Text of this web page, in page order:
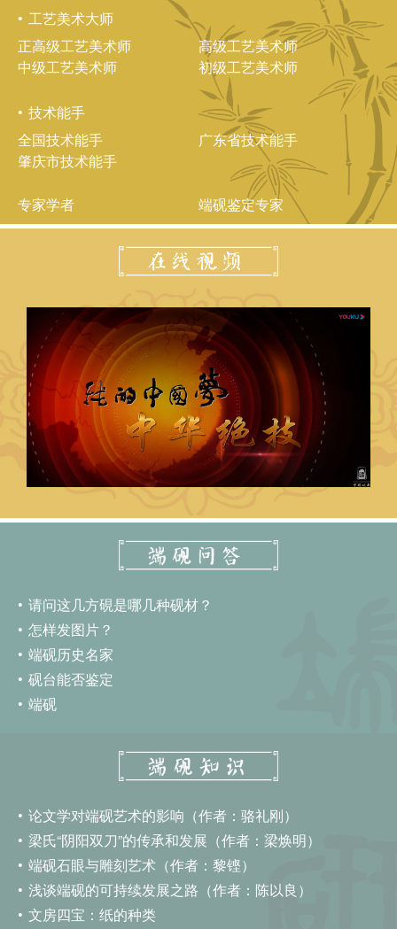
工艺美术大师
正高级工艺美术师
高级工艺美术师
中级工艺美术师
初级工艺美术师
技术能手
全国技术能手
广东省技术能手
肇庆市技术能手
专家学者 端砚鉴定专家
请问这几方硯是哪几种砚材？
怎样发图片？
端砚历史名家
砚台能否鉴定
端砚
论文学对端砚艺术的影响（作者：骆礼刚）
梁氏“阴阳双刀”的传承和发展（作者：梁焕明）
端砚石眼与雕刻艺术（作者：黎铿）
浅谈端砚的可持续发展之路（作者：陈以良）
文房四宝：纸的种类